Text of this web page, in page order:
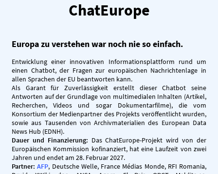
ChatEurope
Europa zu verstehen war noch nie so einfach.
Entwicklung einer innovativen Informationsplattform rund um
einen Chatbot, der Fragen zur europäischen Nachrichtenlage in
allen Sprachen der EU beantworten kann.
Als Garant für Zuverlässigkeit erstellt dieser Chatbot seine
Antworten auf der Grundlage von multimedialen Inhalten (Artikel,
Recherchen, Videos und sogar Dokumentarfilme), die vom
Konsortium der Medienpartner des Projekts veröffentlicht wurden,
sowie aus Tausenden von Archivmaterialien des European Data
News Hub (EDNH).
Dauer und Finanzierung: Das ChatEurope-Projekt wird von der
Europäischen Kommission kofinanziert, hat eine Laufzeit von zwei
Jahren und endet am 28. Februar 2027.
Partner:AFP, Deutsche Welle, France Médias Monde, RFI Romania,